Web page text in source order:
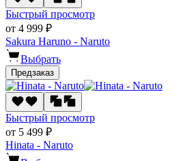
Быстрый просмотр
от 4 999 ₽
Sakura Haruno - Naruto
Выбрать
Предзаказ
Быстрый просмотр
от 5 499 ₽
Hinata - Naruto